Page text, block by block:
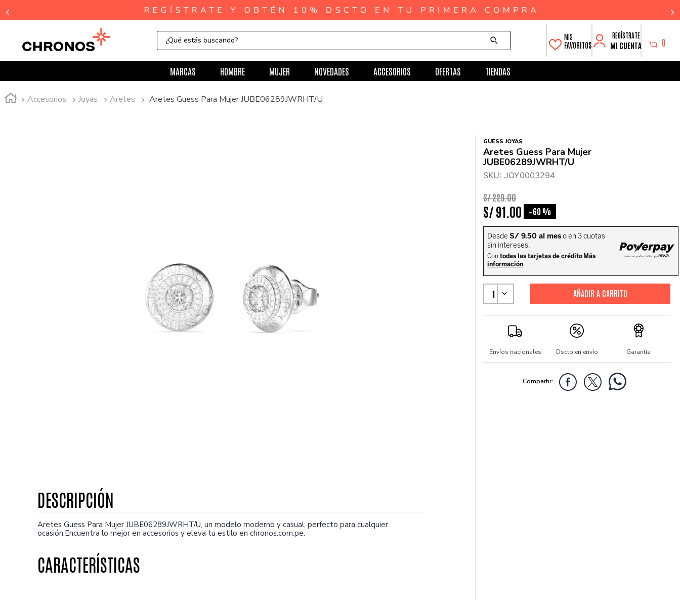
¿Qué estás buscando?
FAVORITOS MI CUENTA 0
MARCAS HOMBRE MUJER NOVEDADES ACCESORIOS OFERTAS TIENDAS
Accesorios Joyas Aretes Aretes Guess Para Mujer JUBE06289JWRHT/U
Aretes Guess Para Mujer JUBE06289JWRHT/U, un modelo moderno y casual, perfecto para cualquier
ocasión.Encuentra lo mejor en accesorios y eleva tu estilo en chronos.com.pe.
GUESS JOYAS
Aretes Guess Para Mujer
JUBE06289JWRHT/U
SKU:JOY0003294
S/229.00
S/91 00 -60 %
1
Envíos nacionales Dscto en envío Garantía